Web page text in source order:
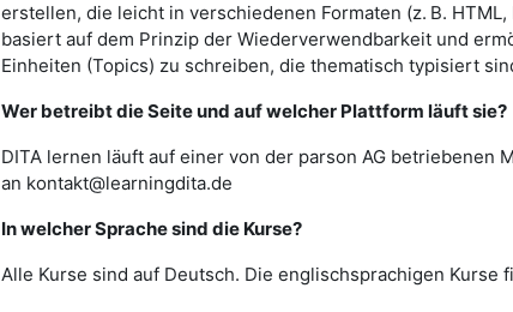
erstellen, die leicht in verschiedenen Formaten (z. B.
basiert auf dem Prinzip der Wiederverwendbarkeit und
Einheiten (Topics) zu schreiben, die thematisch typisiert
Wer betreibt die Seite und auf welcher Plattform läuft sie?
DITA lernen läuft auf einer von der parson AG betriebenen
an kontakt@learningdita.de
In welcher Sprache sind die Kurse?
Alle Kurse sind auf Deutsch. Die englischsprachigen Kurse